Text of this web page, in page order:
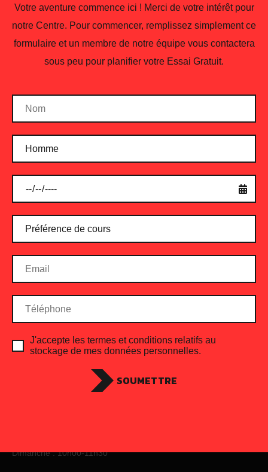
Password*
Remember me
Lost your password?
6498 rue Beaubien Est, Montréal
Dimanche : 10h00-11h30
Votre aventure commence ici ! Merci de votre intérêt pour
notre Centre. Pour commencer, remplissez simplement ce
formulaire et un membre de notre équipe vous contactera
sous peu pour planifier votre Essai Gratuit.
J'accepte les termes et conditions relatifs au
stockage de mes données personnelles.
SOUMETTRE